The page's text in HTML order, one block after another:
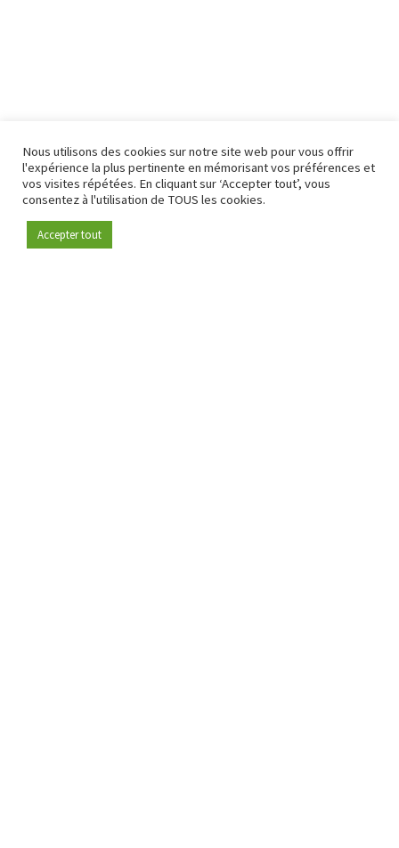
Devenez membre
Nous utilisons des cookies sur notre site web pour vous offrir
l'expérience la plus pertinente en mémorisant vos préférences et
vos visites répétées. En cliquant sur ‘Accepter tout’, vous
consentez à l'utilisation de TOUS les cookies.
Accepter tout